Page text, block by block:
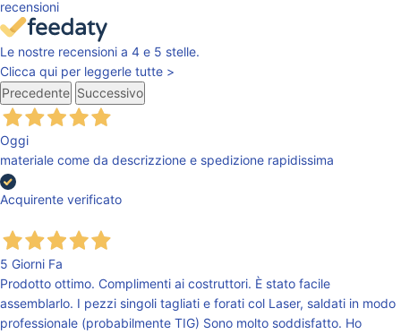
recensioni
Le nostre recensioni a 4 e 5 stelle.
Clicca qui per leggerle tutte >
Precedente Successivo
Oggi
materiale come da descrizzione e spedizione rapidissima
Acquirente verificato
5 Giorni Fa
Prodotto ottimo. Complimenti ai costruttori. È stato facile
assemblarlo. I pezzi singoli tagliati e forati col Laser, saldati in modo
professionale (probabilmente TIG) Sono molto soddisfatto. Ho